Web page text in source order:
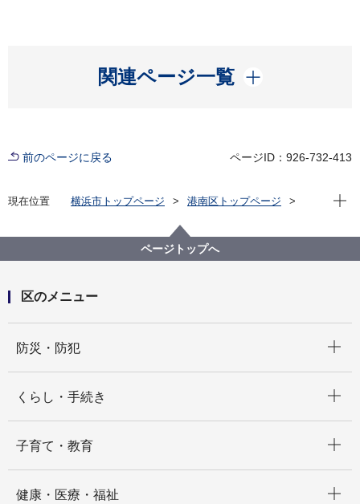
関連ページ一覧
開く
前のページに戻る ページID：926-732-413
現在位置 横浜市トップページ
港南区トップページ
犬の登録と狂犬病予防注射
現在
ページトップへ
区のメニュー
防災・防犯
くらし・手続き
子育て・教育
健康・医療・福祉